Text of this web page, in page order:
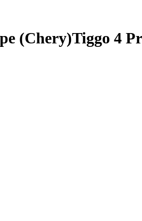
(Chery)Tiggo 4